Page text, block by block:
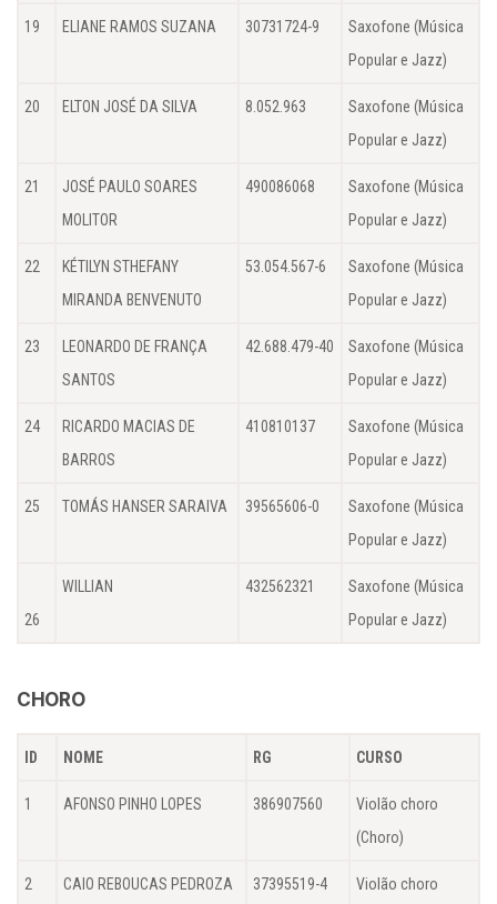
19 ELIANE RAMOS SUZANA 30731724-9
Saxofone (Música
Popular e Jazz)
20 ELTON JOSÉ DA SILVA 8.052.963
Saxofone (Música
Popular e Jazz)
21
JOSÉ PAULO SOARES
MOLITOR
490086068
Saxofone (Música
Popular e Jazz)
22
KÉTILYN STHEFANY
MIRANDA BENVENUTO
53.054.567-6
Saxofone (Música
Popular e Jazz)
23
LEONARDO DE FRANÇA
SANTOS
42.688.479-40
Saxofone (Música
Popular e Jazz)
24
RICARDO MACIAS DE
BARROS
410810137
Saxofone (Música
Popular e Jazz)
25 TOMÁS HANSER SARAIVA 39565606-0
Saxofone (Música
Popular e Jazz)
26
WILLIAN 432562321
Saxofone (Música
Popular e Jazz)
CHORO
ID NOME RG CURSO
1 AFONSO PINHO LOPES 386907560
Violão choro
(Choro)
2 CAIO REBOUCAS PEDROZA 37395519-4
Violão choro